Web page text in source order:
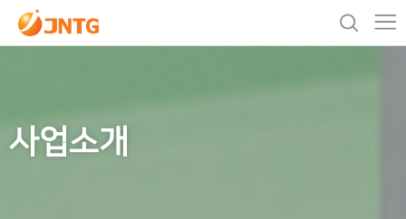
사업소개